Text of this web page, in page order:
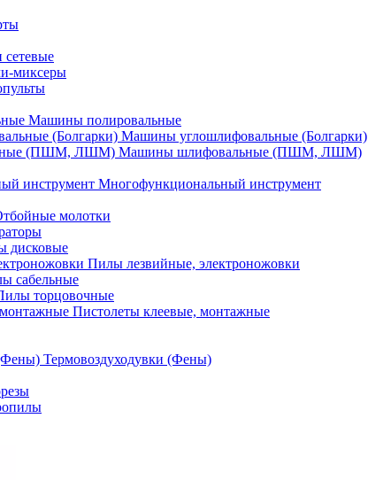
сетевые
миксеры
Машины полировальные
Машины углошлифовальные (Болгарки)
Машины шлифовальные (ПШМ, ЛШМ)
Многофункциональный инструмент
молотки
дисковые
Пилы лезвийные, электроножовки
сабельные
торцовочные
Пистолеты клеевые, монтажные
Термовоздуходувки (Фены)